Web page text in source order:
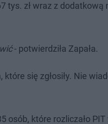
tys. zł wraz z dodatkową
- potwierdziła Zapała.
się zgłosiły. Nie
osób, które rozliczało